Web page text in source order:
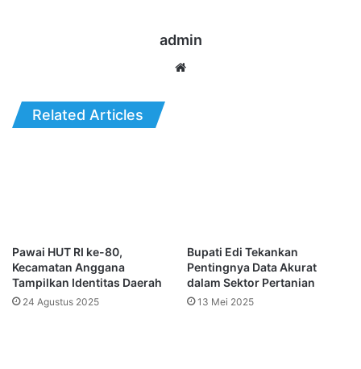
admin
Related Articles
Pawai HUT RI ke-80,
Kecamatan Anggana
Tampilkan Identitas Daerah
24 Agustus 2025
Bupati Edi Tekankan
Pentingnya Data Akurat
dalam Sektor Pertanian
13 Mei 2025